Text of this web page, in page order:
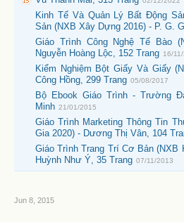
Kinh Tế Và Quản Lý Bất Động
Sản (NXB Xây Dựng 2016) - P. G.
Giáo Trình Công Nghệ Tế Bào
Nguyễn Hoàng Lộc, 152 Trang 16/
Kiểm Nghiệm Bột Giấy Và Giấy
Công Hồng, 299 Trang 05/08/2017
Bộ Ebook Giáo Trình - Trường
Minh 21/01/2015
Giáo Trình Marketing Thông Tin
Gia 2020) - Dương Thị Vân, 104
Giáo Trình Trang Trí Cơ Bản (NXB
Huỳnh Như Ý, 35 Trang 07/11/2013
Jun 8, 2015